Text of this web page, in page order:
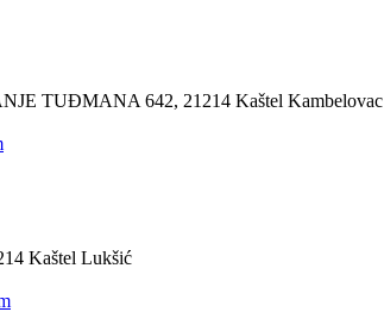
TUĐMANA 642, 21214 Kaštel Kambelovac
Kaštel Lukšić